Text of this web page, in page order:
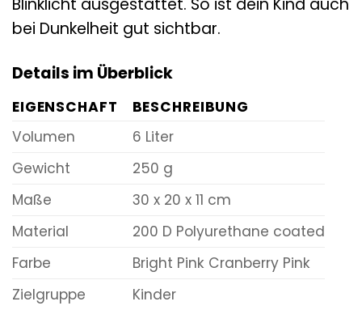
bei Dunkelheit gut sichtbar.
Details im Überblick
EIGENSCHAFT
BESCHREIBUNG
Volumen
6 Liter
Gewicht
250 g
Maße
30 x 20 x 11 cm
Material
200 D Polyurethane coated
Farbe
Bright Pink Cranberry Pink
Zielgruppe
Kinder